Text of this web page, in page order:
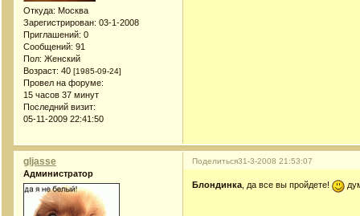
Откуда: Москва
Зарегистрирован: 03-1-2008
Приглашений: 0
Сообщений: 91
Пол: Женский
Возраст: 40 [1985-09-24]
Провел на форуме:
15 часов 37 минут
Последний визит:
05-11-2009 22:41:50
Поделиться31-3-2008 21:53:07
gljasse
Администратор
Блондинка , да все вы пройдете!